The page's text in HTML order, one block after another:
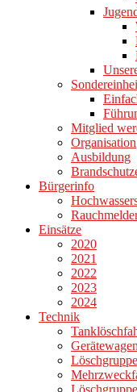
Mitglied
Organisation
Ausbildung
Bürgerinfo
Einsätze
2020
2021
2022
2023
2024
Technik